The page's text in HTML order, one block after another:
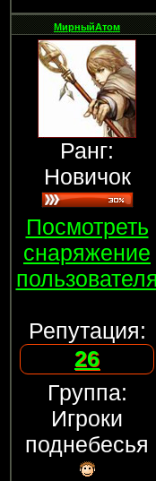
МирныйАтом
Ранг:
Новичок
Посмотреть
снаряжение
пользователя
Репутация:
26
Группа:
Игроки
поднебесья